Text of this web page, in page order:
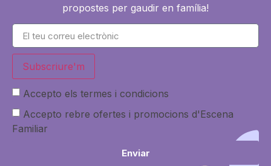
propostes per gaudir en família!
Subscriure'm
Accepto els termes i condicions
Accepto rebre ofertes i promocions d'Escena
Familiar
Enviar